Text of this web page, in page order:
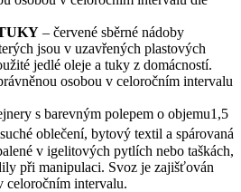
– červené sběrné nádoby
jsou v uzavřených plastových
jedlé oleje a tuky z domácností.
osobou v celoročním intervalu
s barevným polepem o objemu1,5
oblečení, bytový textil a spárovaná
v igelitových pytlích nebo taškách,
při manipulaci. Svoz je zajišťován
celoročním intervalu.